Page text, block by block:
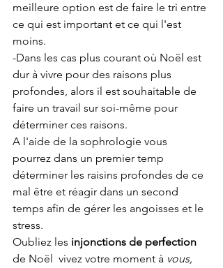
meilleure option est de faire le tri entre
ce qui est important et ce qui l'est
moins.
-Dans les cas plus courant où Noël est
dur à vivre pour des raisons plus
profondes, alors il est souhaitable de
faire un travail sur soi-même pour
déterminer ces raisons.
A l'aide de la sophrologie vous
pourrez dans un premier temp
déterminer les raisins profondes de ce
mal être et réagir dans un second
temps afin de gérer les angoisses et le
stress.
Oubliez les injonctions de perfection
de Noël  vivez votre moment à vous,